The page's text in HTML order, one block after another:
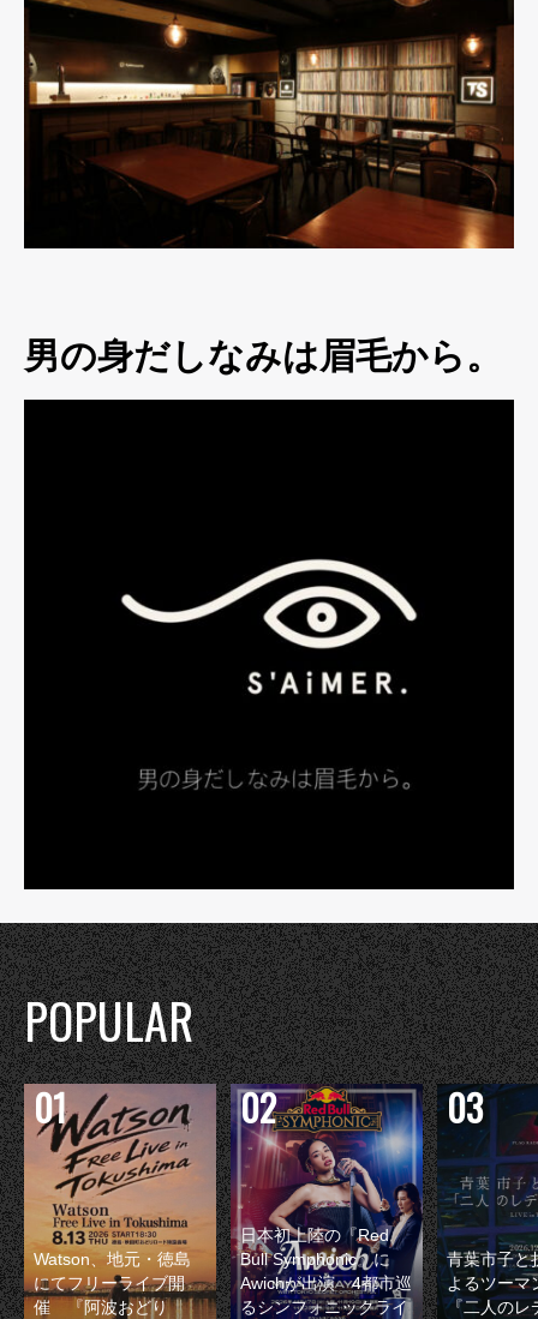
男の身だしなみは眉毛から。
POPULAR
Watson、地元・徳島
にてフリーライブ開
催 『阿波おどり
日本初上陸の『Red
Bull Symphonic』に
Awichが出演 4都市巡
るシンフォニックライ
青葉市子と
よるツーマ
『二人のレ